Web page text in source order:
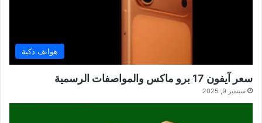
هواتف ذكية
سعر آيفون 17 برو ماكس والمواصفات الرسمية
سبتمبر 9, 2025